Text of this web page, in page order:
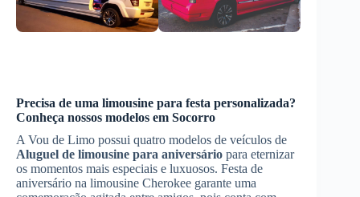
Precisa de uma limousine para festa personalizada?
Conheça nossos modelos em Socorro
A Vou de Limo possui quatro modelos de veículos de
Aluguel de limousine para aniversário para eternizar
os momentos mais especiais e luxuosos. Festa de
aniversário na limousine Cherokee garante uma